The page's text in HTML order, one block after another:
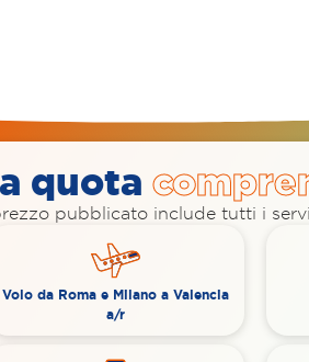
quota
pubblicato include tutti i
Volo da Roma e Milano a Valencia
a/r